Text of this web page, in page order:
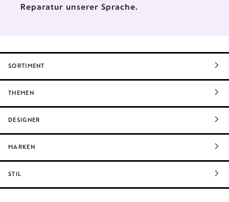
Reparatur unserer Sprache.
SORTIMENT
THEMEN
DESIGNER
MARKEN
STIL